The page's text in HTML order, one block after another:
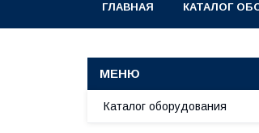
ГЛАВНАЯ КАТАЛОГ
Каталог оборудования